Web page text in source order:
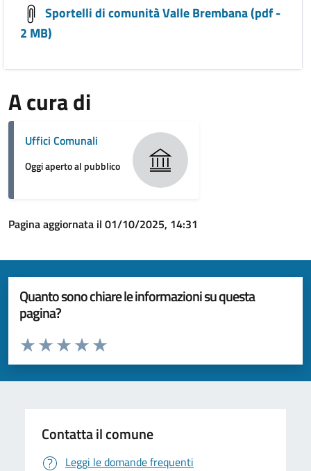
Sportelli di comunità Valle Brembana (pdf -
2 MB)
A cura di
Uffici Comunali
Oggi aperto al pubblico
Pagina aggiornata il 01/10/2025, 14:31
Quanto sono chiare le informazioni su questa
pagina?
Valuta da 1 a 5 stelle la pagina
Valuta 5 stelle su 5
Valuta 4 stelle su 5
Valuta 3 stelle su 5
Valuta 2 stelle su 5
Valuta 1 stelle su 5
Contatta il comune
Leggi le domande frequenti